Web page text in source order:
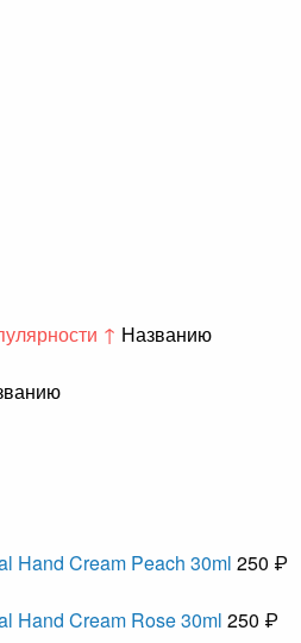
↑ Названию
Hand Cream Peach 30ml 250 ₽
Hand Cream Rose 30ml 250 ₽